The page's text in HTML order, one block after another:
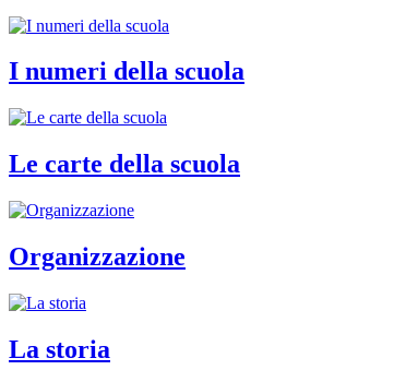
I numeri della scuola
Le carte della scuola
Organizzazione
La storia